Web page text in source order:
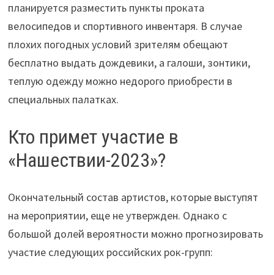
планируется разместить пункты проката
велосипедов и спортивного инвентаря. В случае
плохих погодных условий зрителям обещают
бесплатно выдать дождевики, а галоши, зонтики,
теплую одежду можно недорого приобрести в
специальных палатках.
Кто примет участие в
«Нашествии-2023»?
Окончательный состав артистов, которые выступят
на мероприятии, еще не утвержден. Однако с
большой долей вероятности можно прогнозировать
участие следующих российских рок-групп: